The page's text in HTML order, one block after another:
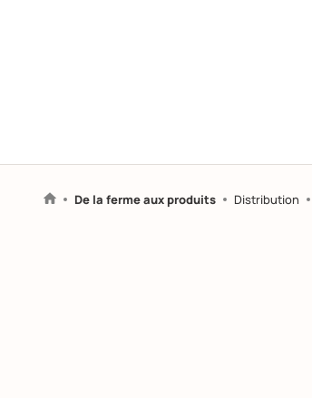
De la ferme aux produits Distribution